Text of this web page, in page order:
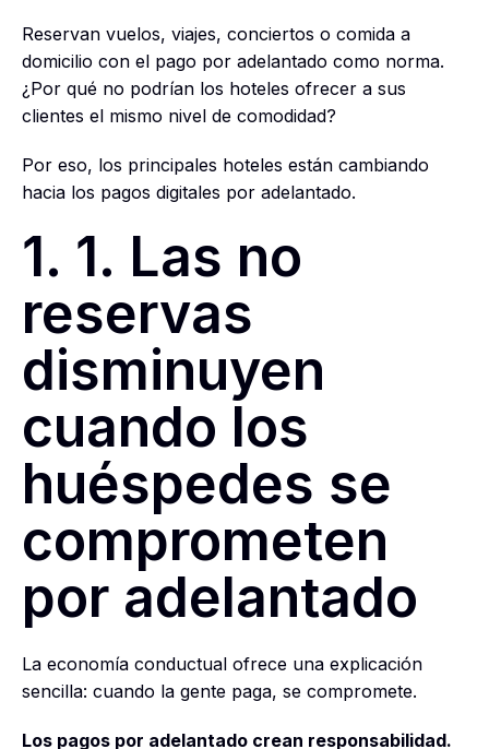
Reservan vuelos, viajes, conciertos o comida a
domicilio con el pago por adelantado como norma.
¿Por qué no podrían los hoteles ofrecer a sus
clientes el mismo nivel de comodidad?
Por eso, los principales hoteles están cambiando
hacia los pagos digitales por adelantado.
1. 1. Las no
reservas
disminuyen
cuando los
huéspedes se
comprometen
por adelantado
La economía conductual ofrece una explicación
sencilla: cuando la gente paga, se compromete.
Los pagos por adelantado crean responsabilidad.